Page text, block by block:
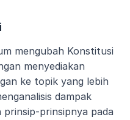
mengubah Konstitusi
menyediakan
ke topik yang lebih
dampak
prinsipnya pada